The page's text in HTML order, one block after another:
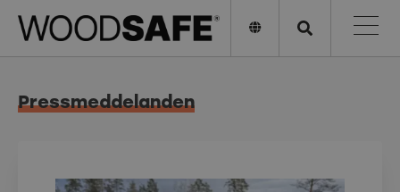
Pressmeddelanden